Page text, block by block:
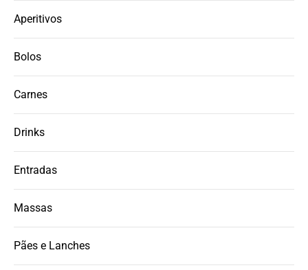
Aperitivos
Bolos
Carnes
Drinks
Entradas
Massas
Pães e Lanches